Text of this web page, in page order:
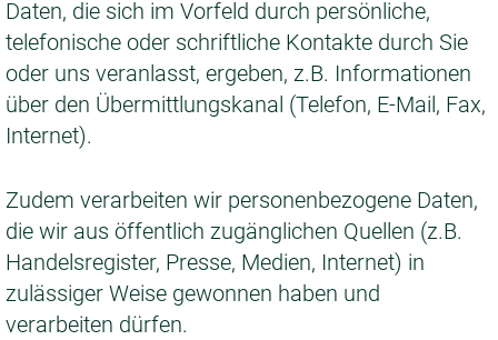
Daten, die sich im Vorfeld durch persönliche,
telefonische oder schriftliche Kontakte durch Sie
oder uns veranlasst, ergeben, z.B. Informationen
über den Übermittlungskanal (Telefon, E-Mail, Fax,
Internet).
Zudem verarbeiten wir personenbezogene Daten,
die wir aus öffentlich zugänglichen Quellen (z.B.
Handelsregister, Presse, Medien, Internet) in
zulässiger Weise gewonnen haben und
verarbeiten dürfen.